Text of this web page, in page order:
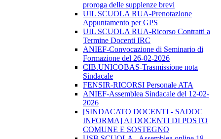
proroga delle supplenze brevi
UIL SCUOLA RUA-Prenotazione
Appuntamento per GPS
UIL SCUOLA RUA-Ricorso Contratti a
Termine Docenti IRC
ANIEF-Convocazione di Seminario di
Formazione del 26-02-2026
CIB.UNICOBAS-Trasmissione nota
Sindacale
FENSIR-RICORSI Personale ATA
ANIEF-Assemblea Sindacale del 12-02-
2026
[SINDACATO DOCENTI - SADOC
INFORMA] AI DOCENTI DI POSTO
COMUNE E SOSTEGNO